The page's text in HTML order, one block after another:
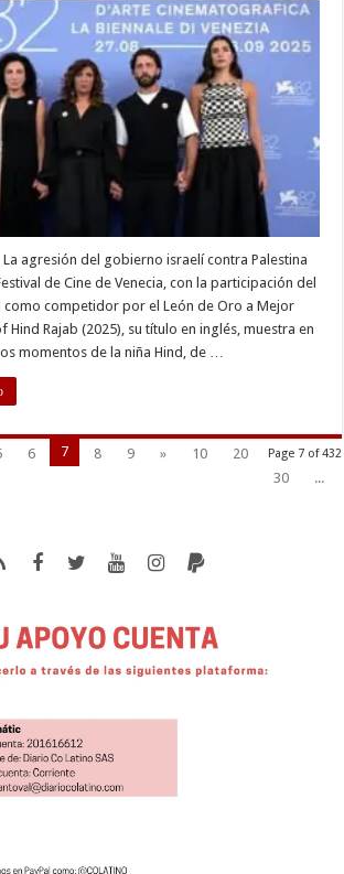
en
pantallas
del
de
Cine
de
La agresión del gobierno israelí contra Palestina
de Cine de Venecia, con la participación del
como competidor por el León de Oro a Mejor
Hind Rajab (2025), su título en inglés, muestra en
momentos de la niña Hind, de …
Page 7 of 432
6 7 8 9 » 10
20
30
...